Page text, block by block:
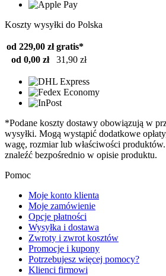
Koszty wysyłki do Polska
od 229,00 zł gratis*
od 0,00 zł
31,90 zł
*Podane koszty dostawy obowiązują w
wysyłki. Mogą wystąpić dodatkowe
wagę, rozmiar lub właściwości
znaleźć bezpośrednio w opisie produktu.
Pomoc
Moje konto klienta
Moje zamówienie
Opcje płatności
Wysyłka i dostawa
Zwroty i zwrot kosztów
Promocje i kupony
Potrzebujesz więcej pomocy?
Klienci firmowi